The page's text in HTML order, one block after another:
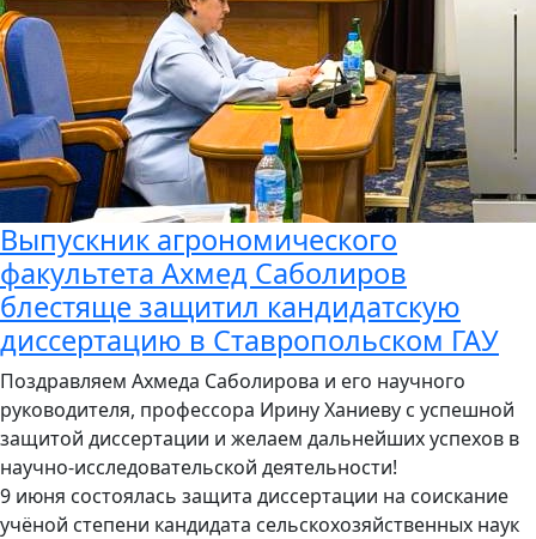
Выпускник агрономического
факультета Ахмед Саболиров
блестяще защитил кандидатскую
диссертацию в Ставропольском ГАУ
Поздравляем Ахмеда Саболирова и его научного
руководителя, профессора Ирину Ханиеву с успешной
защитой диссертации и желаем дальнейших успехов в
научно-исследовательской деятельности!
9 июня состоялась защита диссертации на соискание
учёной степени кандидата сельскохозяйственных наук